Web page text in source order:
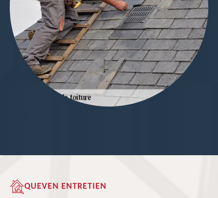
QUEVEN ENTRETIEN